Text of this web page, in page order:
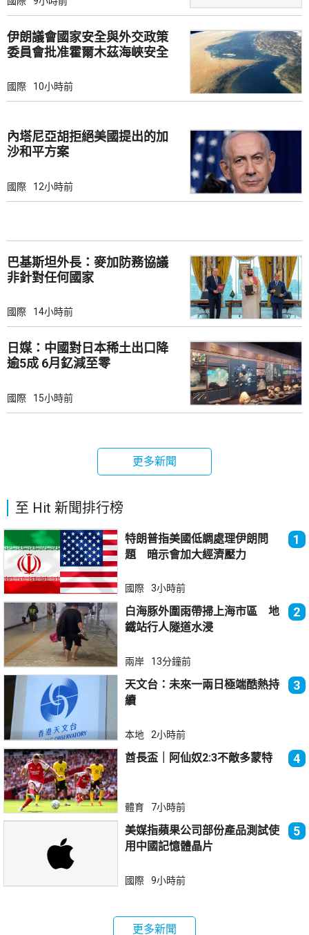
伊朗議會國家安全與外交政策
委員會批准霍爾木茲海峽安全
國際 10小時前
內塔尼亞胡拒絕美國提出的加
沙和平方案
國際 12小時前
巴基斯坦外長：麥加防務協議
非針對任何國家
國際 14小時前
日媒：中國對日本稀土出口降
逾5成 6月釔減至零
國際 15小時前
更多新聞
至 Hit 新聞排行榜
特朗普指美國低調處理伊朗問
題 暗示會加大經濟壓力
1
國際 3小時前
白海豚外圍雨帶掃上海市區 地
鐵站行人隧道水浸
2
兩岸 13分鐘前
天文台：未來一兩日極端酷熱持
續
3
本地 2小時前
酋長盃｜阿仙奴2:3不敵多蒙特 4
體育 7小時前
美媒指蘋果公司部份產品測試使
用中國記憶體晶片
5
國際 9小時前
更多新聞